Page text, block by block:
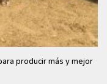
producir más y mejor